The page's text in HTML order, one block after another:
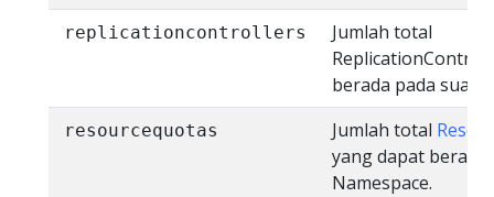
replicationcontrollers
Jumlah total
berada pada suatu
resourcequotas Jumlah total
yang dapat berada
Namespace.